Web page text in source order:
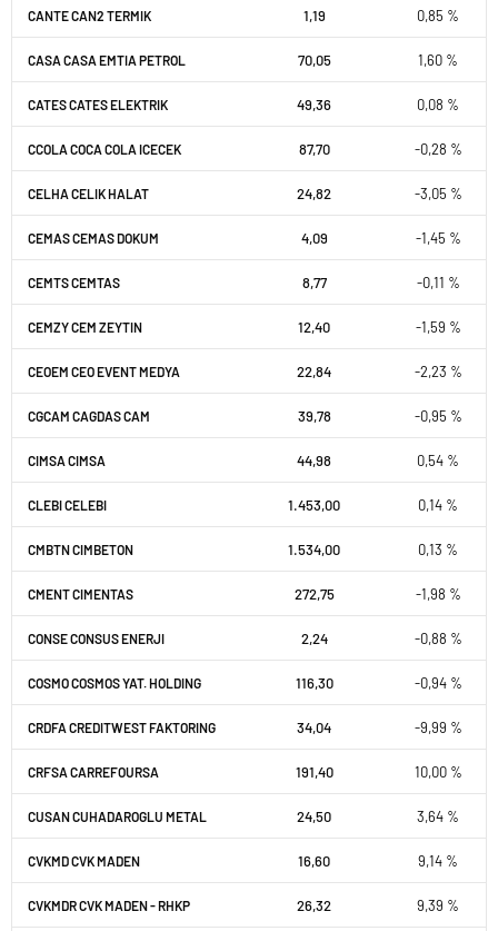
CANTE CAN2 TERMIK 1,19 0,85 %
CASA CASA EMTIA PETROL 70,05 1,60 %
CATES CATES ELEKTRIK 49,36 0,08 %
CCOLA COCA COLA ICECEK 87,70 -0,28 %
CELHA CELIK HALAT 24,82 -3,05 %
CEMAS CEMAS DOKUM 4,09 -1,45 %
CEMTS CEMTAS 8,77 -0,11 %
CEMZY CEM ZEYTIN 12,40 -1,59 %
CEOEM CEO EVENT MEDYA 22,84 -2,23 %
CGCAM CAGDAS CAM 39,78 -0,95 %
CIMSA CIMSA 44,98 0,54 %
CLEBI CELEBI 1.453,00 0,14 %
CMBTN CIMBETON 1.534,00 0,13 %
CMENT CIMENTAS 272,75 -1,98 %
CONSE CONSUS ENERJI 2,24 -0,88 %
COSMO COSMOS YAT. HOLDING 116,30 -0,94 %
CRDFA CREDITWEST FAKTORING 34,04 -9,99 %
CRFSA CARREFOURSA 191,40 10,00 %
CUSAN CUHADAROGLU METAL 24,50 3,64 %
CVKMD CVK MADEN 16,60 9,14 %
CVKMDR CVK MADEN - RHKP 26,32 9,39 %